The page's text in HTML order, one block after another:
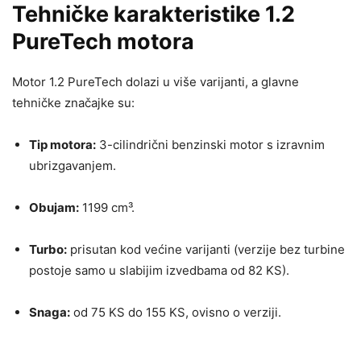
Tehničke karakteristike 1.2
PureTech motora
Motor 1.2 PureTech dolazi u više varijanti, a glavne
tehničke značajke su:
Tip motora: 3-cilindrični benzinski motor s izravnim
ubrizgavanjem.
Obujam: 1199 cm³.
Turbo: prisutan kod većine varijanti (verzije bez turbine
postoje samo u slabijim izvedbama od 82 KS).
Snaga: od 75 KS do 155 KS, ovisno o verziji.